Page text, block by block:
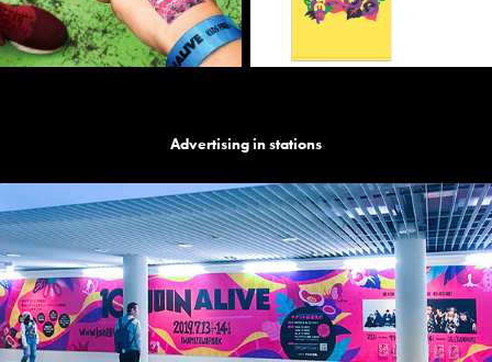
Advertising in stations